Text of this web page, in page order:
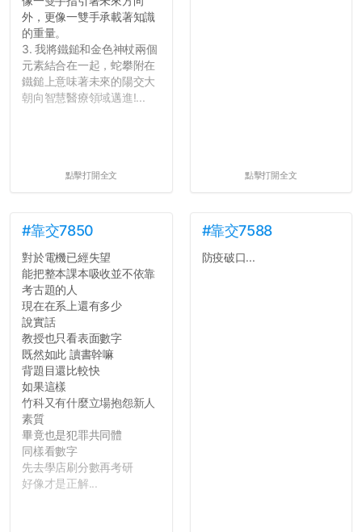
外，更像一雙手承載著知識
的重量。
3. 我將鐵鎚和金色神杖兩個
元素結合在一起，蛇攀附在
鐵鎚上意味著未來的陽交大
朝向智慧醫療領域邁進!...
點擊打開全文 點擊打開全文
#靠交7850
對於電機已經失望
能把整本課本吸收並不依靠
考古題的人
現在在系上還有多少
說實話
教授也只看表面數字
既然如此 讀書幹嘛
背題目還比較快
如果這樣
竹科又有什麼立場抱怨新人
素質
畢竟也是犯罪共同體
同樣看數字
先去學店刷分數再考研
好像才是正解...
#靠交7588
防疫破口...